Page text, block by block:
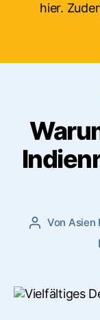
hier.
Beitragsautor
Von Asien